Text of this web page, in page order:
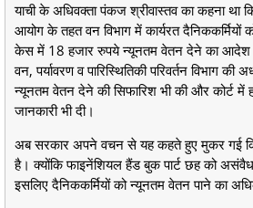
याची के अधिवक्ता पंकज श्रीवास्तव का कहना था
आयोग के तहत वन विभाग में कार्यरत दैनिककर्मियों
केस में 18 हजार रुपये न्यूनतम वेतन देने का आदेश
वन, पर्यावरण व पारिस्थितिकी परिवर्तन विभाग की
न्यूनतम वेतन देने की सिफारिश भी की और कोर्ट में
जानकारी भी दी।
अब सरकार अपने वचन से यह कहते हुए मुकर गई कि
है। क्योंकि फाइनेंशियल हैंड बुक पार्ट छह को
इसलिए दैनिककर्मियों को न्यूनतम वेतन पाने का